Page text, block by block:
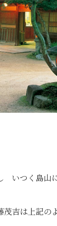
いつく島山
吉は上記の